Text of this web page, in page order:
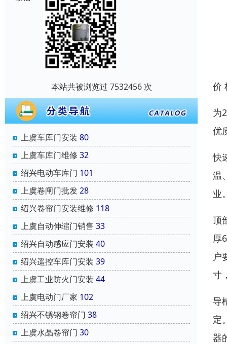
本站共被浏览过 7532456 次
上虞车库门安装 80
上虞车库门维修 32
绍兴电动车库门 101
上虞卷闸门批发28
绍兴卷帘门安装维修 118
上虞自动伸缩门销售 33
绍兴自动感应门安装 40
绍兴遥控车库门安装 39
上虞工业防火门安装 44
上虞电动门厂家 102
绍兴不锈钢卷帘门 38
上虞水晶卷帘门 30
价
为
优
快
温
业
顶
厚
户
寸
导
定
器